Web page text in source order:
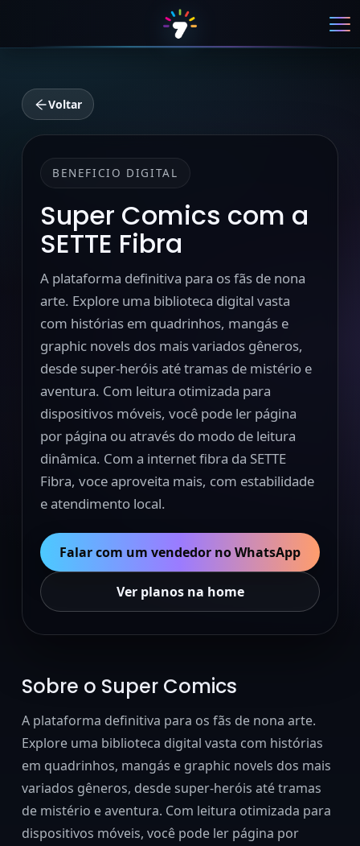
Voltar
BENEFICIO DIGITAL
Super Comics com a
SETTE Fibra
A plataforma definitiva para os fãs de nona
arte. Explore uma biblioteca digital vasta
com histórias em quadrinhos, mangás e
graphic novels dos mais variados gêneros,
desde super-heróis até tramas de mistério e
aventura. Com leitura otimizada para
dispositivos móveis, você pode ler página
por página ou através do modo de leitura
dinâmica. Com a internet fibra da SETTE
Fibra, voce aproveita mais, com estabilidade
e atendimento local.
Falar com um vendedor no WhatsApp
Ver planos na home
Sobre o Super Comics
A plataforma definitiva para os fãs de nona arte.
Explore uma biblioteca digital vasta com histórias
em quadrinhos, mangás e graphic novels dos mais
variados gêneros, desde super-heróis até tramas
de mistério e aventura. Com leitura otimizada para
dispositivos móveis, você pode ler página por